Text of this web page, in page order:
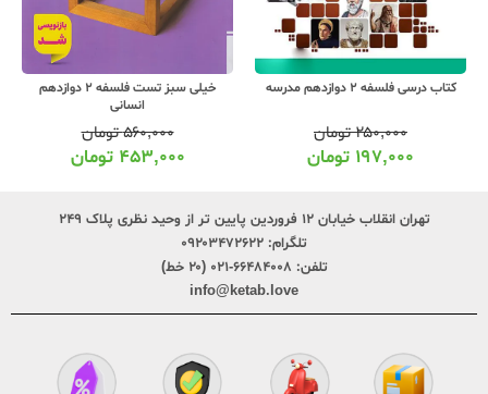
کتاب درسی فلسفه 2 دوازدهم مدرسه
۲۵۰,۰۰۰تومان
۱۹۷,۰۰۰ تومان
خیلی سبز تست فلسفه 2 دوازدهم
انسانی
۵۶۰,۰۰۰تومان
۴۵۳,۰۰۰ تومان
تهران انقلاب خیابان ۱۲ فروردین پایین تر از وحید نظری پلاک ۲۴۹
تلگرام: ۰۹۲۰۳۴۷۲۶۲۲
تلفن: ۶۶۴۸۴۰۰۸-۰۲۱ (۲۰ خط)
info@ketab.love